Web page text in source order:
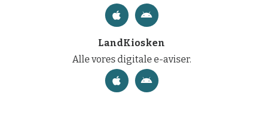
LandKiosken
Alle vores digitale e-aviser.